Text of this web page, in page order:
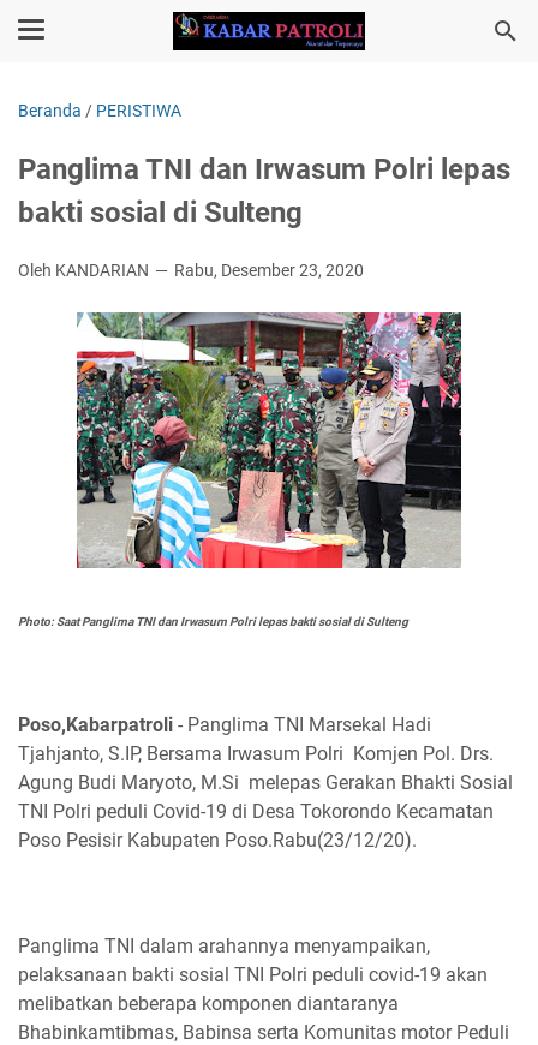
Beranda / PERISTIWA
Panglima TNI dan Irwasum Polri lepas
bakti sosial di Sulteng
Oleh KANDARIAN Rabu, Desember 23, 2020
Photo: Saat Panglima TNI dan Irwasum Polri lepas bakti sosial di Sulteng
Poso,Kabarpatroli - Panglima TNI Marsekal Hadi
Tjahjanto, S.IP, Bersama Irwasum Polri Komjen Pol. Drs.
Agung Budi Maryoto, M.Si melepas Gerakan Bhakti Sosial
TNI Polri peduli Covid-19 di Desa Tokorondo Kecamatan
Poso Pesisir Kabupaten Poso.Rabu(23/12/20).
Panglima TNI dalam arahannya menyampaikan,
pelaksanaan bakti sosial TNI Polri peduli covid-19 akan
melibatkan beberapa komponen diantaranya
Bhabinkamtibmas, Babinsa serta Komunitas motor Peduli